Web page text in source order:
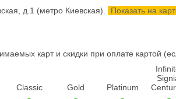
д.1 (метро Киевская). Показать на
карт и скидки при оплате картой
Classic Gold Platinum